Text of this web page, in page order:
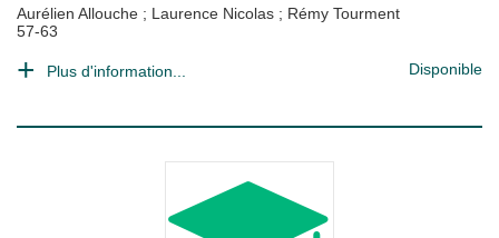
Aurélien Allouche ; Laurence Nicolas ; Rémy Tourment
57-63
Plus d'information... Disponible